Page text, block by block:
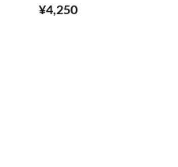
5段階中
5.00
¥4,250